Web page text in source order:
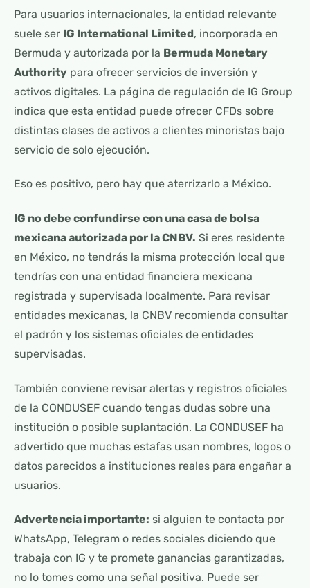
Para usuarios internacionales, la entidad relevante
suele ser IG International Limited, incorporada en
Bermuda y autorizada por la Bermuda Monetary
Authority para ofrecer servicios de inversión y
activos digitales. La página de regulación de IG Group
indica que esta entidad puede ofrecer CFDs sobre
distintas clases de activos a clientes minoristas bajo
servicio de solo ejecución.
Eso es positivo, pero hay que aterrizarlo a México.
IG no debe confundirse con una casa de bolsa
mexicana autorizada por la CNBV. Si eres residente
en México, no tendrás la misma protección local que
tendrías con una entidad financiera mexicana
registrada y supervisada localmente. Para revisar
entidades mexicanas, la CNBV recomienda consultar
el padrón y los sistemas oficiales de entidades
supervisadas.
También conviene revisar alertas y registros oficiales
de la CONDUSEF cuando tengas dudas sobre una
institución o posible suplantación. La CONDUSEF ha
advertido que muchas estafas usan nombres, logos o
datos parecidos a instituciones reales para engañar a
usuarios.
Advertencia importante: si alguien te contacta por
WhatsApp, Telegram o redes sociales diciendo que
trabaja con IG y te promete ganancias garantizadas,
no lo tomes como una señal positiva. Puede ser